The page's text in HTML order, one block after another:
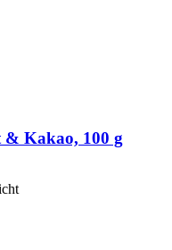
& Kakao, 100 g